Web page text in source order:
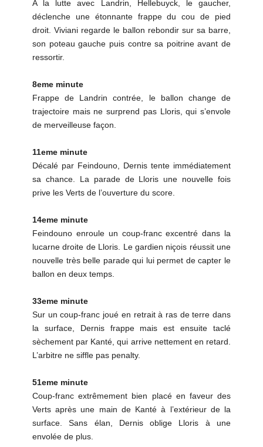
A la lutte avec Landrin, Hellebuyck, le gaucher,
déclenche une étonnante frappe du cou de pied
droit. Viviani regarde le ballon rebondir sur sa barre,
son poteau gauche puis contre sa poitrine avant de
ressortir.
8eme minute
Frappe de Landrin contrée, le ballon change de
trajectoire mais ne surprend pas Lloris, qui s’envole
de merveilleuse façon.
11eme minute
Décalé par Feindouno, Dernis tente immédiatement
sa chance. La parade de Lloris une nouvelle fois
prive les Verts de l’ouverture du score.
14eme minute
Feindouno enroule un coup-franc excentré dans la
lucarne droite de Lloris. Le gardien niçois réussit une
nouvelle très belle parade qui lui permet de capter le
ballon en deux temps.
33eme minute
Sur un coup-franc joué en retrait à ras de terre dans
la surface, Dernis frappe mais est ensuite taclé
sèchement par Kanté, qui arrive nettement en retard.
L’arbitre ne siffle pas penalty.
51eme minute
Coup-franc extrêmement bien placé en faveur des
Verts après une main de Kanté à l’extérieur de la
surface. Sans élan, Dernis oblige Lloris à une
envolée de plus.